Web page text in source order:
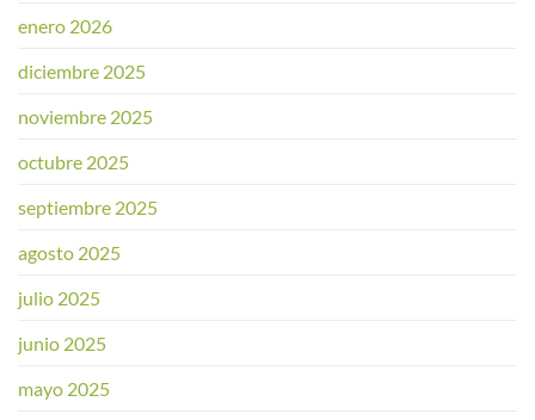
enero 2026
diciembre 2025
noviembre 2025
octubre 2025
septiembre 2025
agosto 2025
julio 2025
junio 2025
mayo 2025